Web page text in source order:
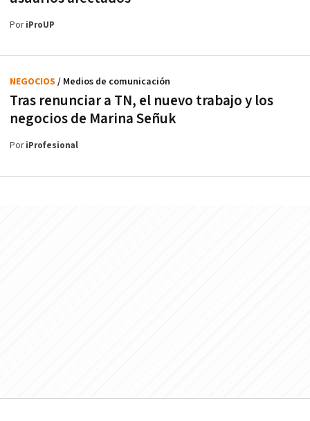
PoriProUP
Tras renunciar a TN, el nuevo trabajo y los
negocios de Marina Señuk
NEGOCIOS / Medios de comunicación
PoriProfesional